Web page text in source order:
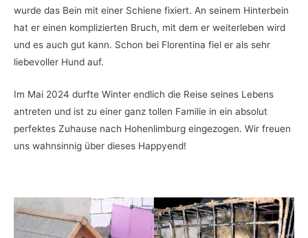
wurde das Bein mit einer Schiene fixiert. An seinem Hinterbein
hat er einen komplizierten Bruch, mit dem er weiterleben wird
und es auch gut kann. Schon bei Florentina fiel er als sehr
liebevoller Hund auf.
Im Mai 2024 durfte Winter endlich die Reise seines Lebens
antreten und ist zu einer ganz tollen Familie in ein absolut
perfektes Zuhause nach Hohenlimburg eingezogen. Wir freuen
uns wahnsinnig über dieses Happyend!